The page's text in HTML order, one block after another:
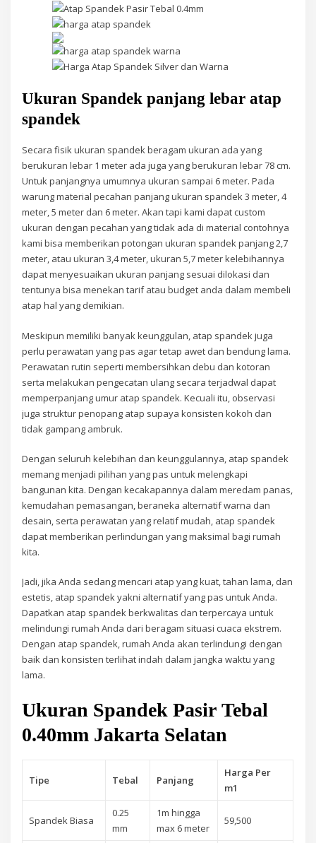
Ukuran Spandek panjang lebar atap
spandek
Secara fisik ukuran spandek beragam ukuran ada yang
berukuran lebar 1 meter ada juga yang berukuran lebar 78 cm.
Untuk panjangnya umumnya ukuran sampai 6 meter. Pada
warung material pecahan panjang ukuran spandek 3 meter, 4
meter, 5 meter dan 6 meter. Akan tapi kami dapat custom
ukuran dengan pecahan yang tidak ada di material contohnya
kami bisa memberikan potongan ukuran spandek panjang 2,7
meter, atau ukuran 3,4 meter, ukuran 5,7 meter kelebihannya
dapat menyesuaikan ukuran panjang sesuai dilokasi dan
tentunya bisa menekan tarif atau budget anda dalam membeli
atap hal yang demikian.
Meskipun memiliki banyak keunggulan, atap spandek juga
perlu perawatan yang pas agar tetap awet dan bendung lama.
Perawatan rutin seperti membersihkan debu dan kotoran
serta melakukan pengecatan ulang secara terjadwal dapat
memperpanjang umur atap spandek. Kecuali itu, observasi
juga struktur penopang atap supaya konsisten kokoh dan
tidak gampang ambruk.
Dengan seluruh kelebihan dan keunggulannya, atap spandek
memang menjadi pilihan yang pas untuk melengkapi
bangunan kita. Dengan kecakapannya dalam meredam panas,
kemudahan pemasangan, beraneka alternatif warna dan
desain, serta perawatan yang relatif mudah, atap spandek
dapat memberikan perlindungan yang maksimal bagi rumah
kita.
Jadi, jika Anda sedang mencari atap yang kuat, tahan lama, dan
estetis, atap spandek yakni alternatif yang pas untuk Anda.
Dapatkan atap spandek berkwalitas dan terpercaya untuk
melindungi rumah Anda dari beragam situasi cuaca ekstrem.
Dengan atap spandek, rumah Anda akan terlindungi dengan
baik dan konsisten terlihat indah dalam jangka waktu yang
lama.
Ukuran Spandek Pasir Tebal
0.40mm Jakarta Selatan
Tipe Tebal Panjang
Harga Per
m1
Spandek Biasa
0.25
mm
1m hingga
max 6 meter
59,500